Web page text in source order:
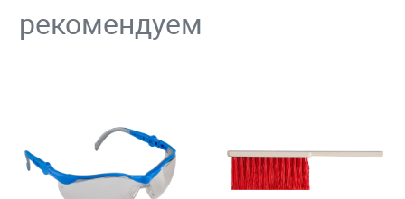
рекомендуем